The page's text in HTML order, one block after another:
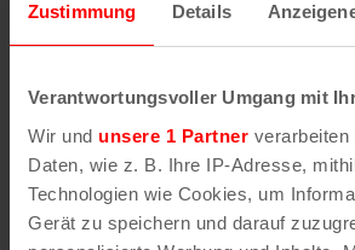
Zustimmung Details
Verantwortungsvoller Umgang mit
Wir und unsere 1 Partner verarbeiten
Daten, wie z. B. Ihre IP-Adresse,
Technologien wie Cookies, um
Gerät zu speichern und darauf